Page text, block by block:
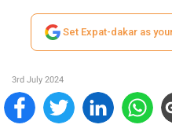
Set Expat-dakar as
3rd July 2024